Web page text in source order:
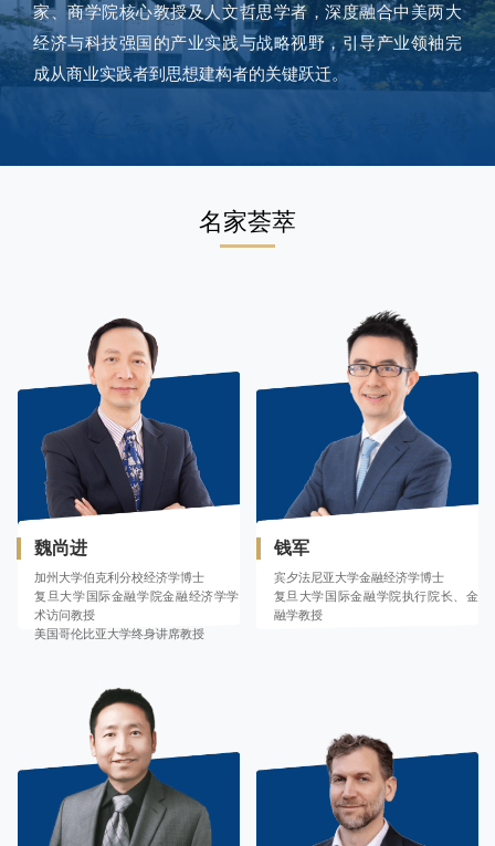
家、商学院核心教授及人文哲思学者，深度融合中美两大
经济与科技强国的产业实践与战略视野，引导产业领袖完
成从商业实践者到思想建构者的关键跃迁。
名家荟萃
魏尚进
加州大学伯克利分校经济学博士
复旦大学国际金融学院金融经济学学
术访问教授
美国哥伦比亚大学终身讲席教授
钱军
宾夕法尼亚大学金融经济学博士
复旦大学国际金融学院执行院长、金
融学教授